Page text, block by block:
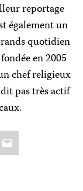
reportage
également un
quotidien
en 2005
chef religieux
pas très actif
Email